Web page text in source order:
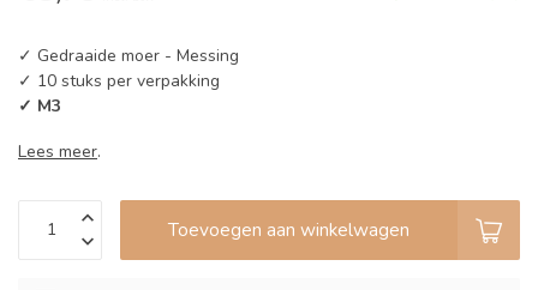
✓ Gedraaide moer - Messing
✓ 10 stuks per verpakking
✓ M3
Lees meer.
Toevoegen aan winkelwagen